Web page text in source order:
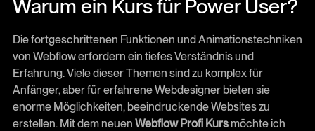
Warum ein Kurs für Power User?
Die fortgeschrittenen Funktionen und Animationstechniken
von Webflow erfordern ein tiefes Verständnis und
Erfahrung. Viele dieser Themen sind zu komplex für
Anfänger, aber für erfahrene Webdesigner bieten sie
enorme Möglichkeiten, beeindruckende Websites zu
erstellen. Mit dem neuen Webflow Profi Kursmöchte ich